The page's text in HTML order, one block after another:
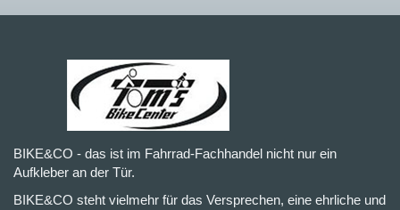
BIKE&CO - das ist im Fahrrad-Fachhandel nicht nur ein
Aufkleber an der Tür.
BIKE&CO steht vielmehr für das Versprechen, eine ehrliche und